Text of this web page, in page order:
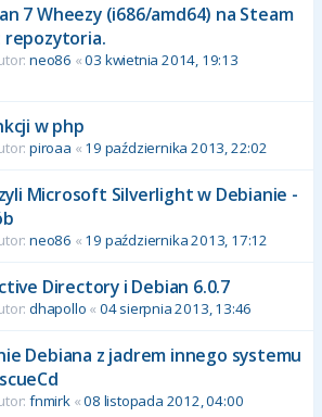
7 Wheezy (i686/amd64) na Steam
repozytoria.
neo86 «03 kwietnia 2014, 19:13
w php
piroaa « 19 października 2013, 22:02
Microsoft Silverlight w Debianie -
neo86 « 19 października 2013, 17:12
Directory i Debian 6.0.7
dhapollo « 04 sierpnia 2013, 13:46
Debiana z jadrem innego systemu
fnmirk«08 listopada 2012, 04:00